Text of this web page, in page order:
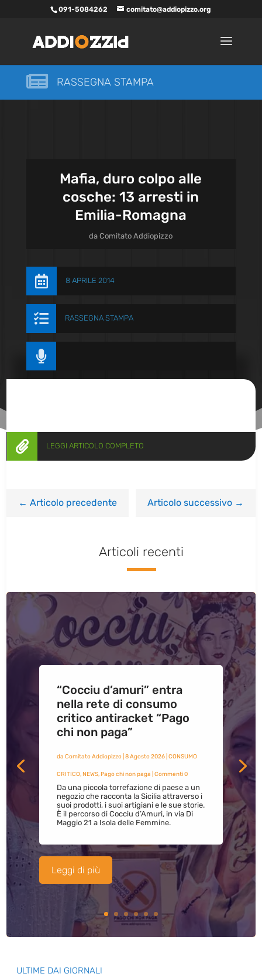
091-5084262 comitato@addiopizzo.org
 RASSEGNA STAMPA
Mafia, duro colpo alle
cosche: 13 arresti in
Emilia-Romagna
daComitato Addiopizzo
 8 APRILE 2014
 RASSEGNA STAMPA

 LEGGI ARTICOLO COMPLETO
←Articolo precedente Articolo successivo→
Articoli recenti
“Cocciu d’amuri” entra
nella rete di consumo
critico antiracket “Pago
chi non paga”
da Comitato Addiopizzo| 8 Agosto 2026| CONSUMO
CRITICO,NEWS,Pago chi non paga | Commenti 0
Da una piccola torrefazione di paese a un
negozio che racconta la Sicilia attraverso i
suoi prodotti, i suoi artigiani e le sue storie.
È il percorso di Cocciu d’Amuri, in via Di
Maggio 21 a Isola delle Femmine.
Leggi di più
ULTIME DAI GIORNALI